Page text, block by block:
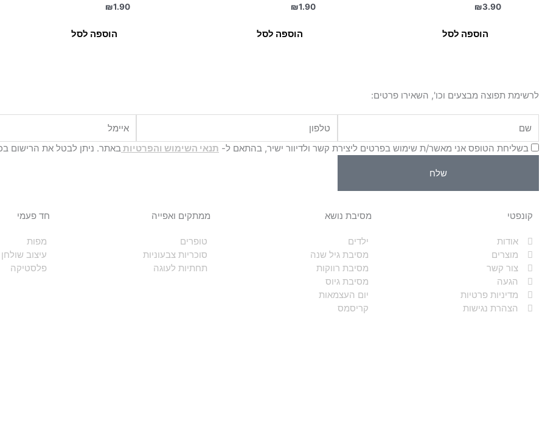
₪3.90
הוספה לסל
₪1.90
הוספה לסל
₪1.90
הוספה לסל
לרשימת תפוצה מבצעים וכו', השאירו פרטים:
בשליחת הטופס אני מאשר/ת שימוש בפרטים ליצירת קשר ולדיוור ישיר, בהתאם ל- תנאי השימוש והפרטיותבאתר. ניתן לבטל את הרישום
שלח
קונפטי
אודות
מוצרים
צור קשר
הגעה
מדיניות פרטיות
הצהרת נגישות
מסיבת נושא
ילדים
מסיבת גיל שנה
מסיבת רווקות
מסיבת גיוס
יום העצמאות
קריסמס
ממתקים ואפייה
טופרים
סוכריות צבעוניות
תחתיות לעוגה
חד פעמי
מפות
עיצוב שולחן
פלסטיקה